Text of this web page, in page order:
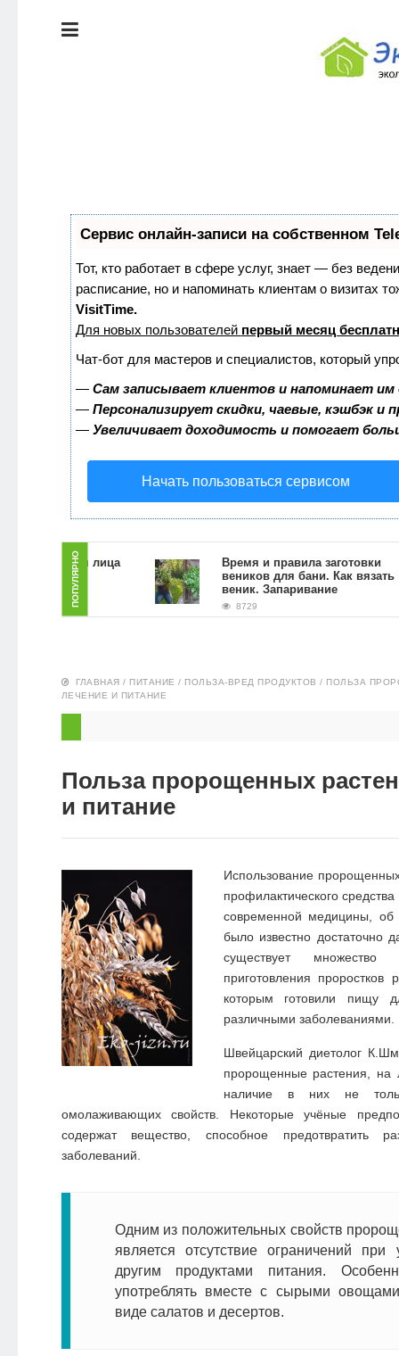
ЭКОЛОГИЯ
СТИЛЬ
ЖИЗНИ
ЭКОЛОГИЯ
ДОМА
КРАСОТА И
ЗДОРОВЬЕ
НОВОСТИ
Сервис онлайн-записи на собственном
Тот, кто работает в сфере услуг, знает — без
расписание, но и напоминать клиентам о
VisitTime.
Для новых пользователей первый месяц
Чат-бот для мастеров и специалистов, который
— Сам записывает клиентов и напоминает им
— Персонализирует скидки, чаевые, кэшбэк и
— Увеличивает доходимость и помогает
Начать пользоваться сервисом
ПОПУЛЯРНО
для лица
Время и правила заготовки
веников для бани. Как вязать
веник. Запаривание
8729
ГЛАВНАЯ / ПИТАНИЕ / ПОЛЬЗА-ВРЕД ПРОДУКТОВ / ПОЛЬЗА
ЛЕЧЕНИЕ И ПИТАНИЕ
Польза пророщенных
и питание
Использование
профилактического
современной медицины, об
было известно достаточно
существует множество
приготовления проростков
которым готовили пищу
различными заболеваниями.
Швейцарский диетолог
пророщенные растения, на
наличие в них не
омолаживающих свойств. Некоторые учёные
содержат вещество, способное предотвратить
заболеваний.
Одним из положительных свойств
является отсутствие ограничений при
другим продуктами питания.
употреблять вместе с сырыми
виде салатов и десертов.